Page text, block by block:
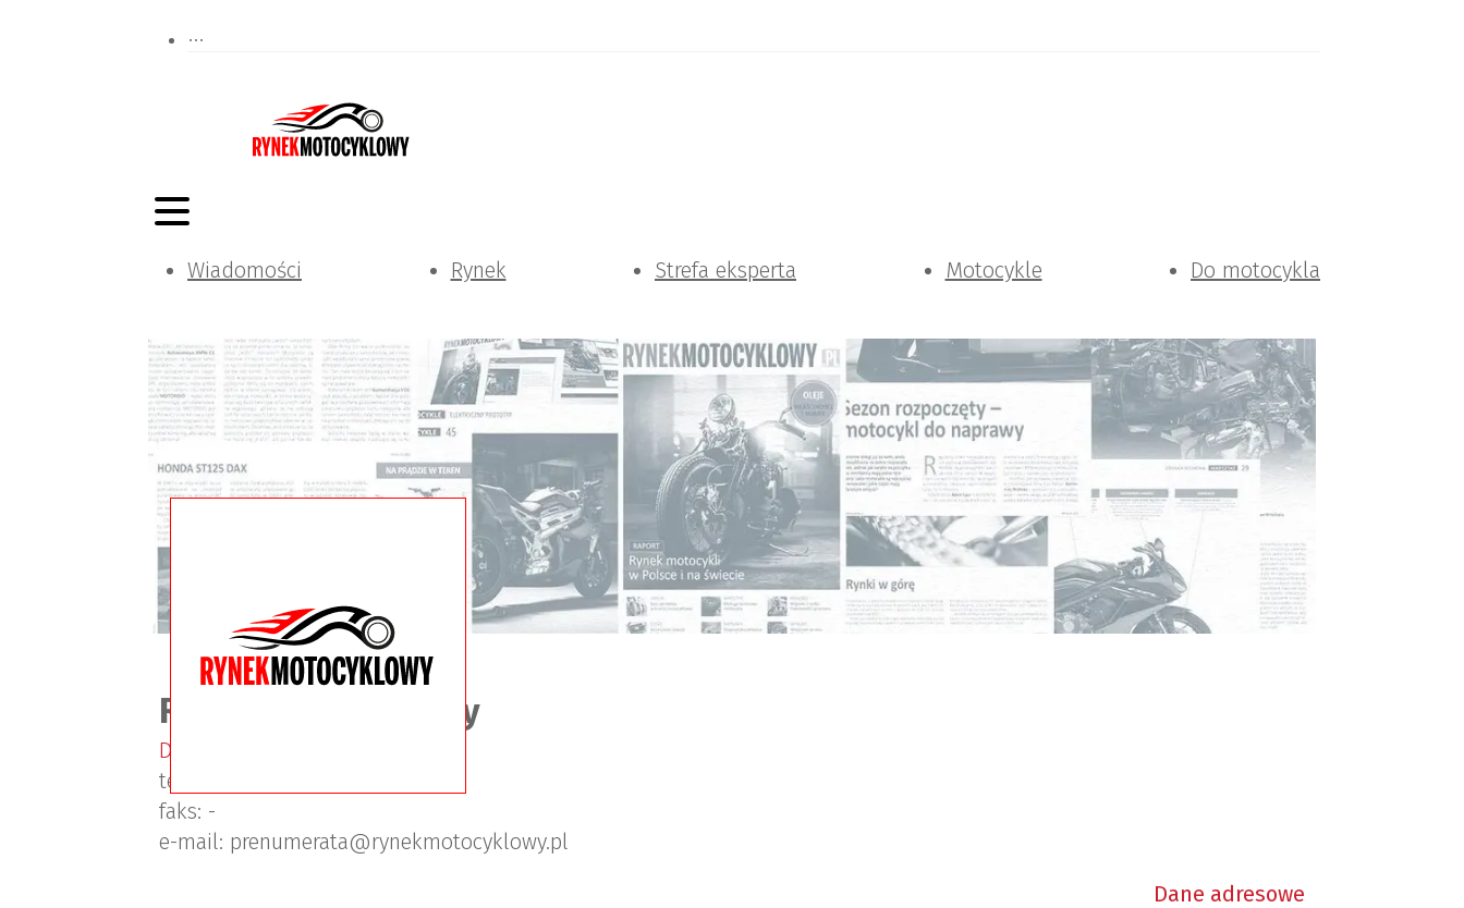
Wiadomości Rynek Strefa eksperta Motocykle Do motocykla
Rynek Motocyklowy
Dział prenumeraty
tel.
faks: -
e-mail: prenumerata@rynekmotocyklowy.pl
Dane adresowe